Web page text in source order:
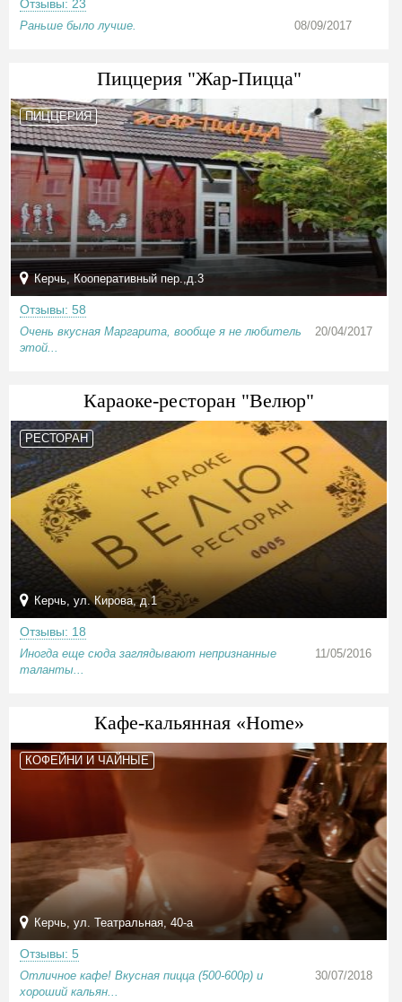
Отзывы: 23
Раньше было лучше. 08/09/2017
Пиццерия "Жар-Пицца"
ПИЦЦЕРИЯ
Керчь, Кооперативный пер.,д.3
Отзывы: 58
Очень вкусная Маргарита, вообще я не любитель
этой...
20/04/2017
Караоке-ресторан "Велюр"
РЕСТОРАН
Керчь, ул. Кирова, д.1
Отзывы: 18
Иногда еще сюда заглядывают непризнанные
таланты...
11/05/2016
Кафе-кальянная «Home»
КОФЕЙНИ И ЧАЙНЫЕ
Керчь, ул. Театральная, 40-а
Отзывы: 5
Отличное кафе! Вкусная пицца (500-600р) и
хороший кальян...
30/07/2018